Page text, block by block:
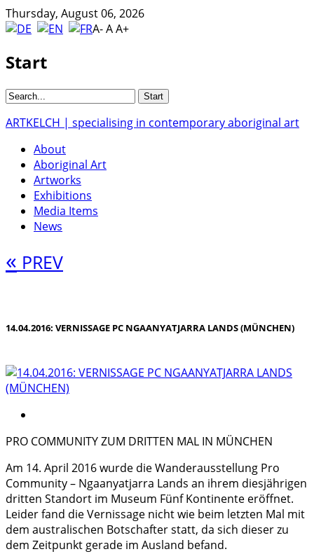
Thursday, August 06, 2026
A-AA+
Start
ARTKELCH | specialising in contemporary aboriginal art
About
Aboriginal Art
Artworks
Exhibitions
Media Items
News
« PREV
14.04.2016: VERNISSAGE PC NGAANYATJARRA LANDS (MÜNCHEN)
PRO COMMUNITY ZUM DRITTEN MAL IN MÜNCHEN
Am 14. April 2016 wurde die Wanderausstellung Pro
Community – Ngaanyatjarra Lands an ihrem diesjährigen
dritten Standort im Museum Fünf Kontinente eröffnet.
Leider fand die Vernissage nicht wie beim letzten Mal mit
dem australischen Botschafter statt, da sich dieser zu
dem Zeitpunkt gerade im Ausland befand.